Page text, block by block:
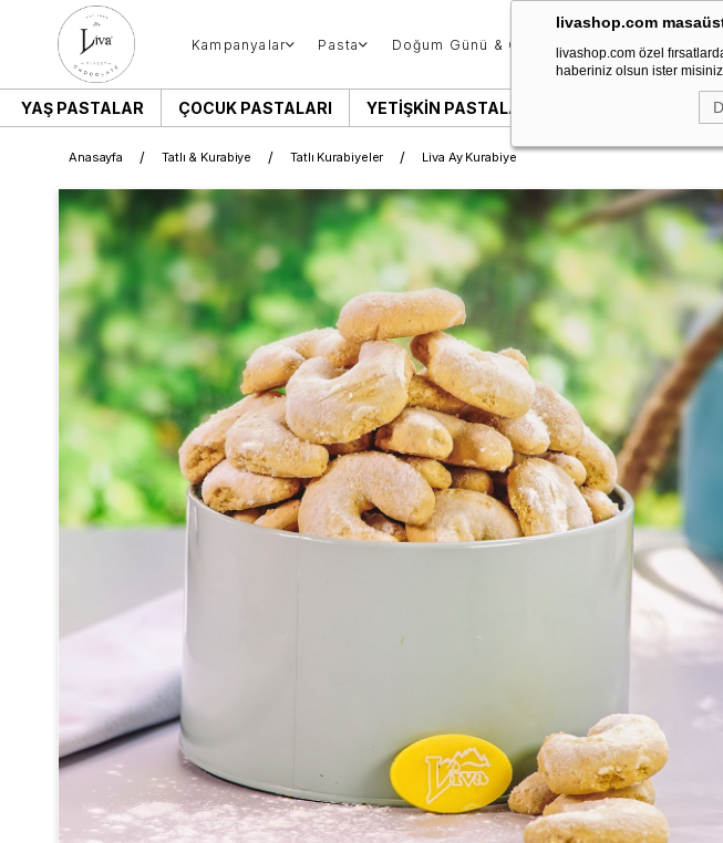
livashop.com
livashop.com özel
haberiniz olsun ister
Kampanyalar Pasta Doğum Günü & Özel Gün Donut &
YAŞ PASTALAR ÇOCUK PASTALARI YETIŞKIN PASTALARI
Anasayfa Tatlı & Kurabiye Tatlı Kurabiyeler Liva Ay Kurabiye